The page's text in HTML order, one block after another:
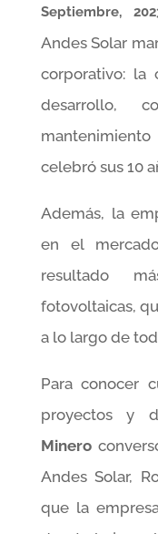
Septiembre,
Andes Solar
corporativo: la
desarrollo,
celebró sus 10
Además, la
en el
resultado
fotovoltaicas,
a lo largo de
Para conocer
proyectos y
Minero
Andes Solar,
que la